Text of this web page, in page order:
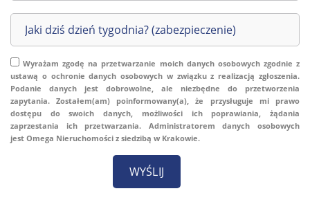
Wyrażam zgodę na przetwarzanie moich danych osobowych zgodnie z
ustawą o ochronie danych osobowych w związku z realizacją zgłoszenia.
Podanie danych jest dobrowolne, ale niezbędne do przetworzenia
zapytania. Zostałem(am) poinformowany(a), że przysługuje mi prawo
dostępu do swoich danych, możliwości ich poprawiania, żądania
zaprzestania ich przetwarzania. Administratorem danych osobowych
jest Omega Nieruchomości z siedzibą w Krakowie.